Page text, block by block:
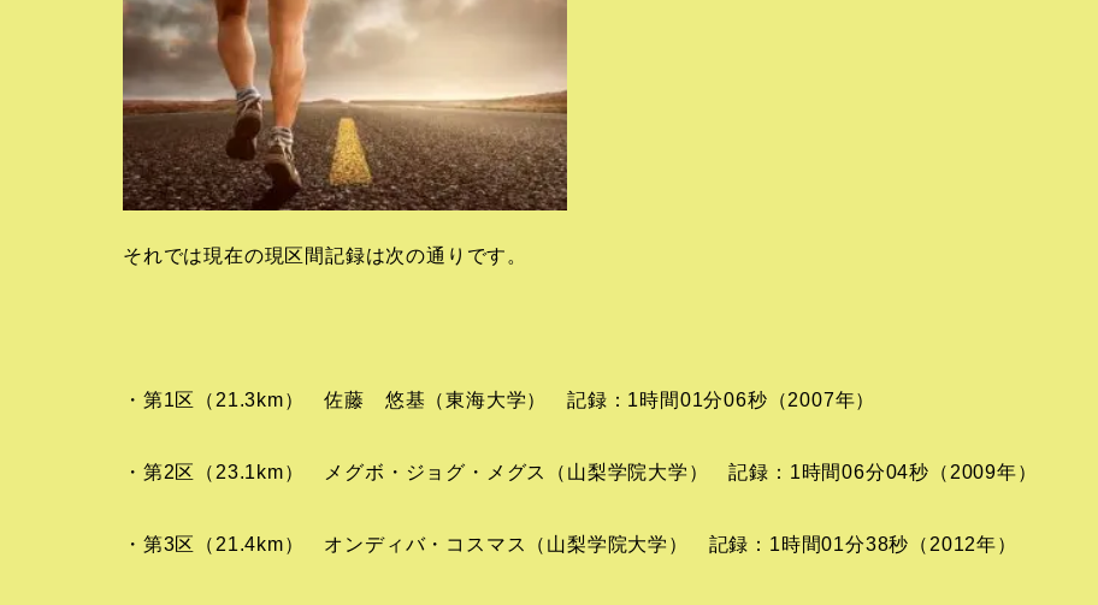
それでは現在の現区間記録は次の通りです。
・第1区（21.3km） 佐藤 悠基（東海大学） 記録：1時間01分06秒（2007年）
・第2区（23.1km） メグボ・ジョグ・メグス（山梨学院大学） 記録：1時間06分04秒（2009年）
・第3区（21.4km） オンディバ・コスマス（山梨学院大学） 記録：1時間01分38秒（2012年）